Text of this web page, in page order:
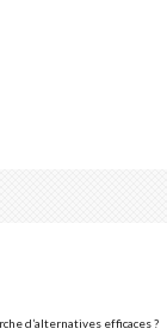
d’alternatives efficaces ?